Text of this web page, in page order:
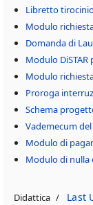
Libretto
Modulo
Domanda di
Modulo
Modulo
Proroga
Schema
Vademecum
Modulo di
Modulo di nulla
Didattica Last